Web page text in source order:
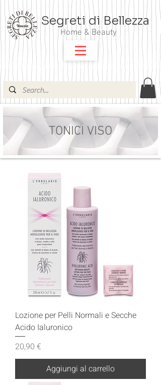
Segreti di Bellezza
Home & Beauty
TONICI VISO
Lozione per Pelli Normali e Secche
Acido Ialuronico
Prezzo
20,90 €
Aggiungi al carrello